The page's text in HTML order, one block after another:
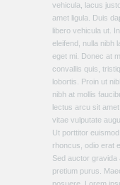
vehicula, lacus
amet ligula. Duis
libero vehicula ut.
eleifend, nulla nibh
eget mi. Donec at
convallis quis,
lobortis. Proin ut
nibh at mollis
lectus arcu sit
vitae vulputate
Ut porttitor
rhoncus, odio erat
Sed auctor gravida
pretium purus.